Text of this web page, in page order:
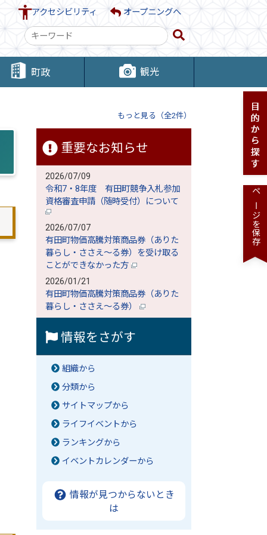
アクセシビリティ オープニングへ
検
索
キ
ー町政 観光
もっと見る（全2件）
重要なお知らせ
2026/07/09
令和7・8年度 有田町競争入札参加
資格審査申請（随時受付）について
2026/07/07
有田町物価高騰対策商品券（ありた
暮らし・ささえ～る券）を受け取る
ことができなかった方
2026/01/21
有田町物価高騰対策商品券（ありた
暮らし・ささえ～る券）
情報をさがす
組織から
分類から
サイトマップから
ライフイベントから
ランキングから
イベントカレンダーから
情報が見つからないとき
は
ページを保存